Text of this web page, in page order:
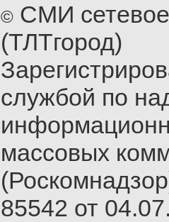
© СМИ
(ТЛТгород)
службой по
массовых
85542 от